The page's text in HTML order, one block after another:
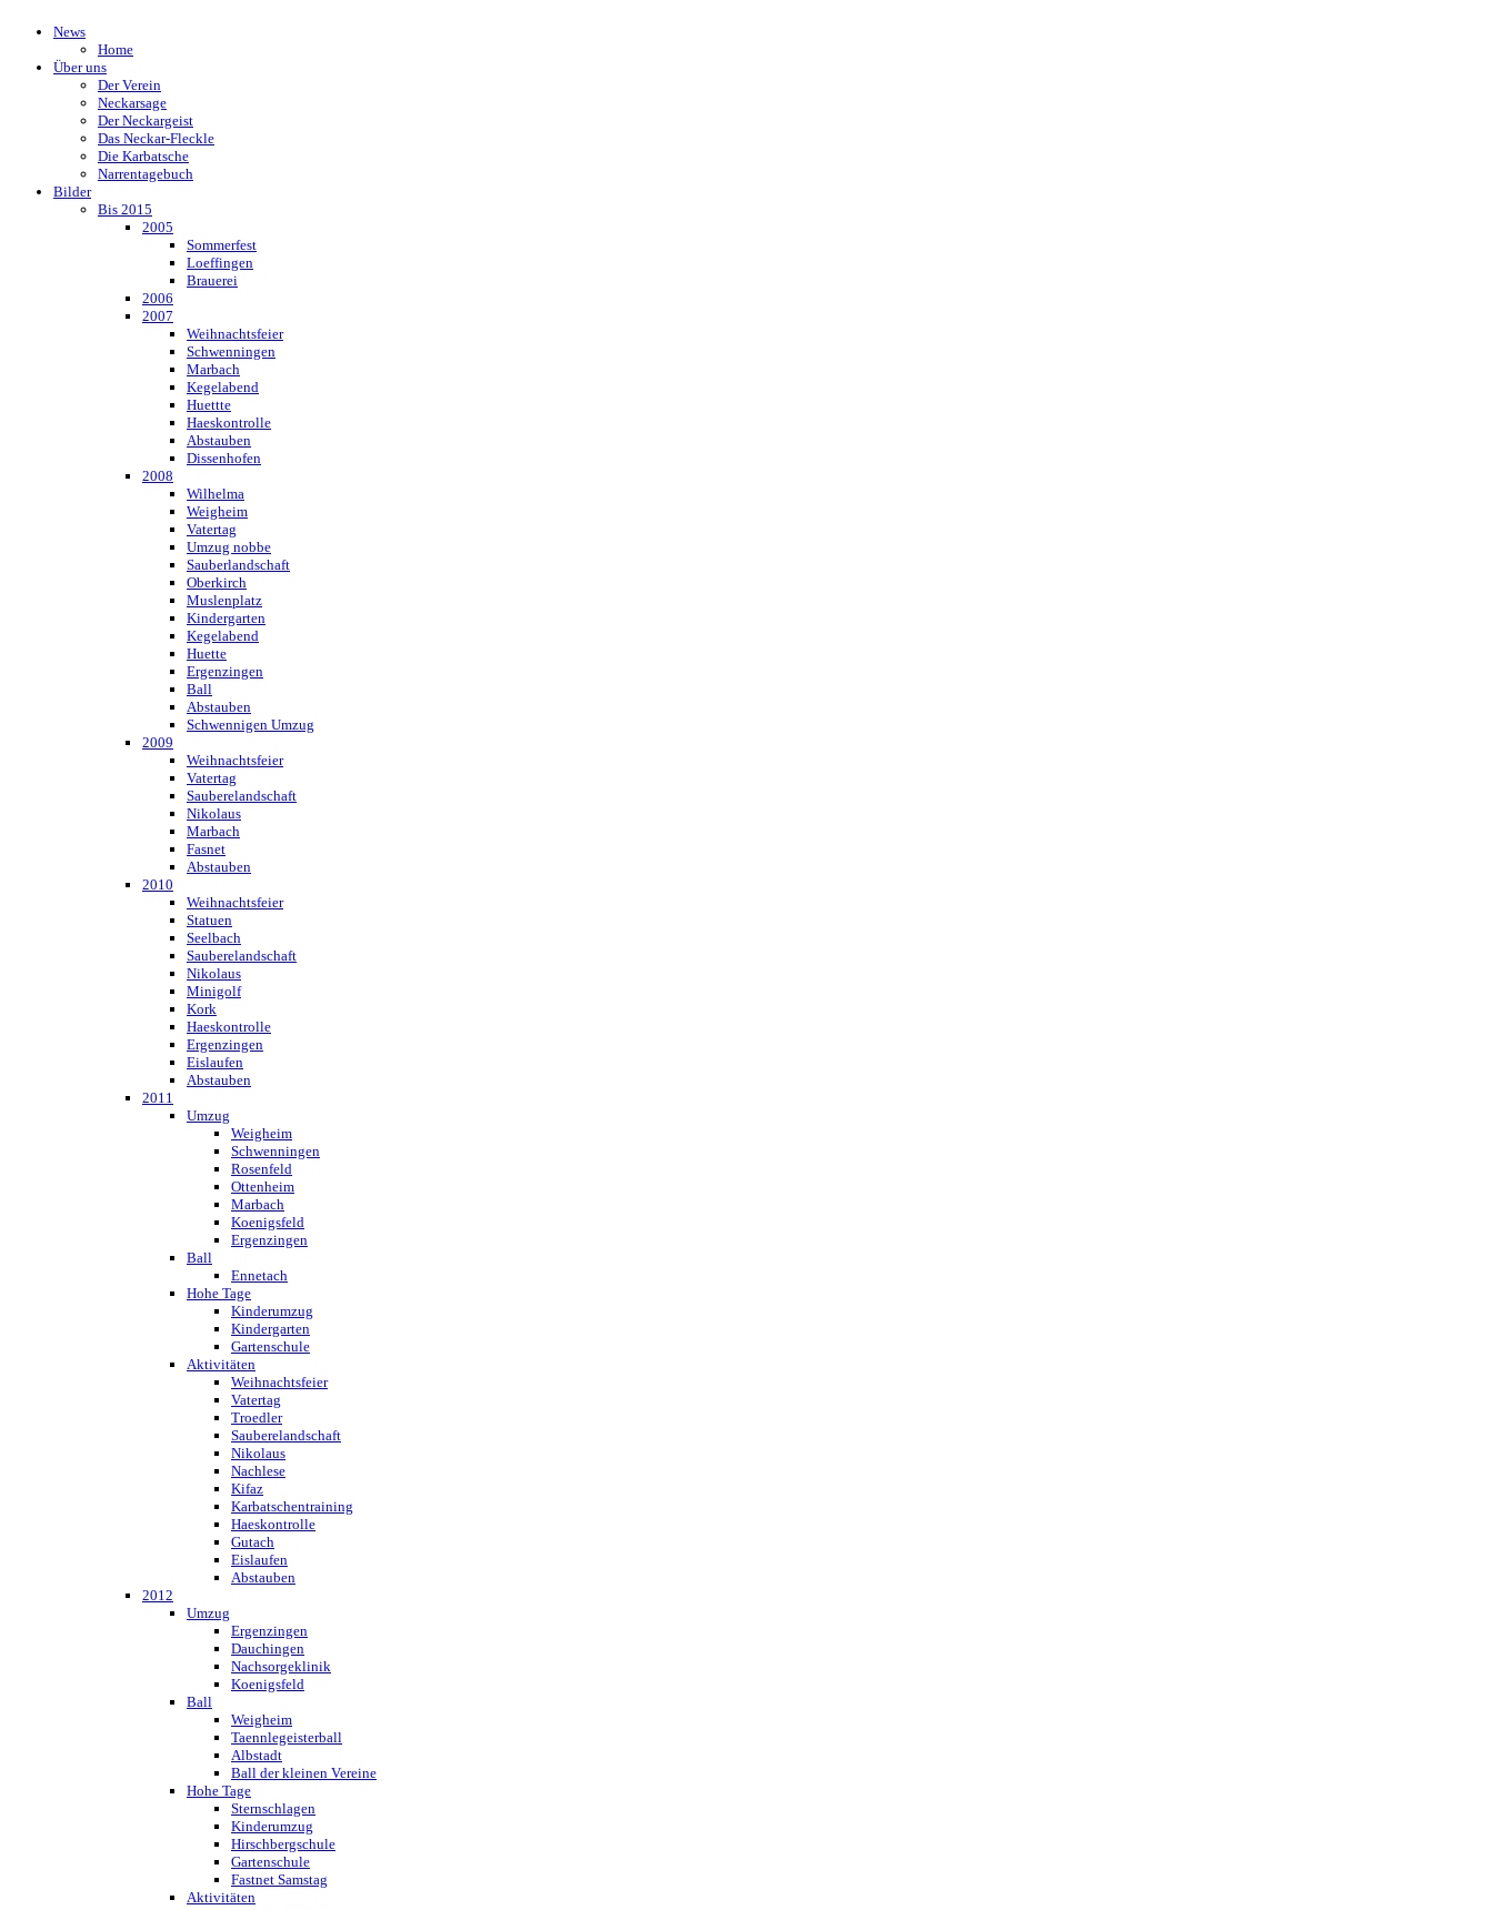
News
Home
Über uns
Der Verein
Neckarsage
Der Neckargeist
Das Neckar-Fleckle
Die Karbatsche
Narrentagebuch
Bilder
Bis 2015
2005
Sommerfest
Loeffingen
Brauerei
2006
2007
Weihnachtsfeier
Schwenningen
Marbach
Kegelabend
Huettte
Haeskontrolle
Abstauben
Dissenhofen
2008
Wilhelma
Weigheim
Vatertag
Umzug nobbe
Sauberlandschaft
Oberkirch
Muslenplatz
Kindergarten
Kegelabend
Huette
Ergenzingen
Ball
Abstauben
Schwennigen Umzug
2009
Weihnachtsfeier
Vatertag
Sauberelandschaft
Nikolaus
Marbach
Fasnet
Abstauben
2010
Weihnachtsfeier
Statuen
Seelbach
Sauberelandschaft
Nikolaus
Minigolf
Kork
Haeskontrolle
Ergenzingen
Eislaufen
Abstauben
2011
Umzug
Weigheim
Schwenningen
Rosenfeld
Ottenheim
Marbach
Koenigsfeld
Ergenzingen
Ball
Ennetach
Hohe Tage
Kinderumzug
Kindergarten
Gartenschule
Aktivitäten
Weihnachtsfeier
Vatertag
Troedler
Sauberelandschaft
Nikolaus
Nachlese
Kifaz
Karbatschentraining
Haeskontrolle
Gutach
Eislaufen
Abstauben
2012
Umzug
Ergenzingen
Dauchingen
Nachsorgeklinik
Koenigsfeld
Ball
Weigheim
Taennlegeisterball
Albstadt
Ball der kleinen Vereine
Hohe Tage
Sternschlagen
Kinderumzug
Hirschbergschule
Gartenschule
Fastnet Samstag
Aktivitäten